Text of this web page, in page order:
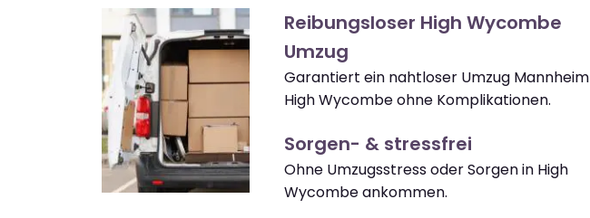
Reibungsloser High Wycombe
Umzug
Garantiert ein nahtloser Umzug Mannheim
High Wycombe ohne Komplikationen.
Sorgen- & stressfrei
Ohne Umzugsstress oder Sorgen in High
Wycombe ankommen.